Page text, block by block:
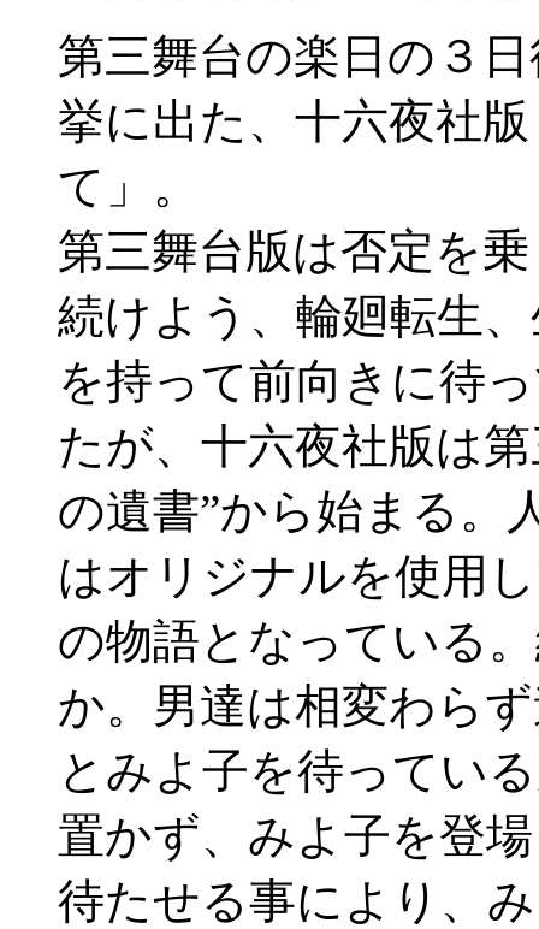
第三舞台の楽日の３
挙に出た、十六夜社
て」。
第三舞台版は否定を
続けよう、輪廻転生
を持って前向きに待
たが、十六夜社版は
の遺書”から始まる。
はオリジナルを使用
の物語となっている
か。男達は相変わら
とみよ子を待ってい
置かず、みよ子を登
待たせる事により、